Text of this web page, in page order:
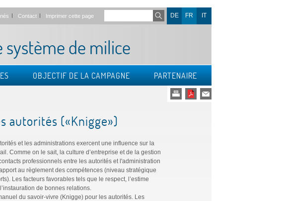
IT
FR
DE
Contact Imprimer cette page
système de milice
OBJECTIF DE LA CAMPAGNE PARTENAIRE
autorités («Knigge»)
et les administrations exercent une influence sur la
Comme on le sait, la culture d’entreprise et de la gestion
professionnels entre les autorités et l'administration
au règlement des compétences (niveau stratégique
Les facteurs favorables tels que le respect, l’estime
de bonnes relations.
du savoir-vivre (Knigge) pour les autorités. Les